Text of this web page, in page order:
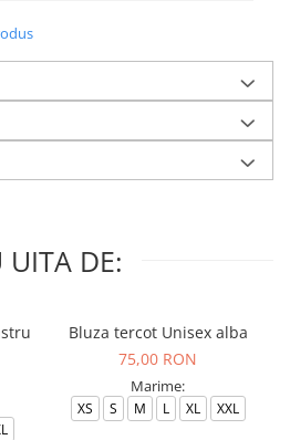
UITA DE:
Bluza tercot Unisex alba
75,00 RON
Marime:
XS S M L XL XXL